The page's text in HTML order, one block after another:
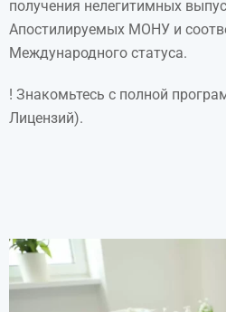
получения нелегитимных
Апостилируемых МОНУ и
Международного статуса.
! Знакомьтесь с полной
Лицензий).